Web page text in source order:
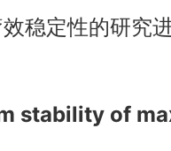
稳定性的研究
stability of